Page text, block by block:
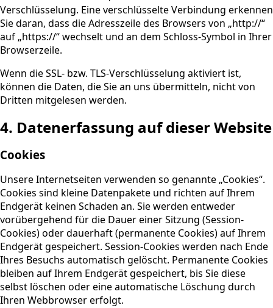
Verschlüsselung. Eine verschlüsselte Verbindung erkennen
Sie daran, dass die Adresszeile des Browsers von „http://“
auf „https://“ wechselt und an dem Schloss-Symbol in Ihrer
Browserzeile.
Wenn die SSL- bzw. TLS-Verschlüsselung aktiviert ist,
können die Daten, die Sie an uns übermitteln, nicht von
Dritten mitgelesen werden.
4. Datenerfassung auf dieser Website
Cookies
Unsere Internetseiten verwenden so genannte „Cookies“.
Cookies sind kleine Datenpakete und richten auf Ihrem
Endgerät keinen Schaden an. Sie werden entweder
vorübergehend für die Dauer einer Sitzung (Session-
Cookies) oder dauerhaft (permanente Cookies) auf Ihrem
Endgerät gespeichert. Session-Cookies werden nach Ende
Ihres Besuchs automatisch gelöscht. Permanente Cookies
bleiben auf Ihrem Endgerät gespeichert, bis Sie diese
selbst löschen oder eine automatische Löschung durch
Ihren Webbrowser erfolgt.